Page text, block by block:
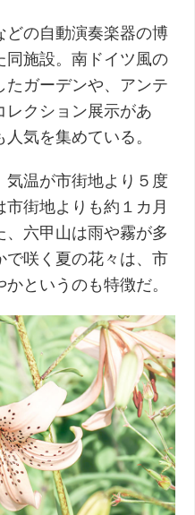
どの自動演奏楽器の博
同施設。南ドイツ風の
ガーデンや、アンテ
レクション展示があ
気を集めている。
温が市街地より５度
街地よりも約１カ月
六甲山は雨や霧が多
で咲く夏の花々は、市
というのも特徴だ。